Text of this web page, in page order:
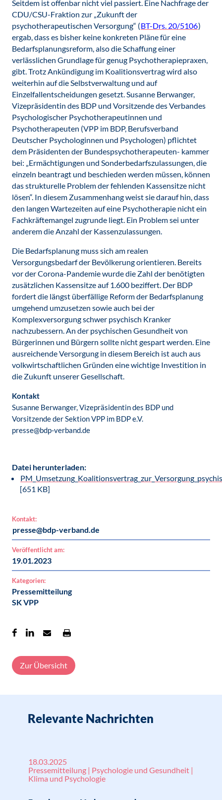
Seitdem ist offenbar nicht viel passiert. Eine Nachfrage der
CDU/CSU-Fraktion zur „Zukunft der
psychotherapeutischen Versorgung“ (BT-Drs. 20/5106)
ergab, dass es bisher keine konkreten Pläne für eine
Bedarfsplanungsreform, also die Schaffung einer
verlässlichen Grundlage für genug Psychotherapiepraxen,
gibt. Trotz Ankündigung im Koalitionsvertrag wird also
weiterhin auf die Selbstverwaltung und auf
Einzelfallentscheidungen gesetzt. Susanne Berwanger,
Vizepräsidentin des BDP und Vorsitzende des Verbandes
Psychologischer Psychotherapeutinnen und
Psychotherapeuten (VPP im BDP, Berufsverband
Deutscher Psychologinnen und Psychologen) pflichtet
dem Präsidenten der Bundespsychotherapeuten- kammer
bei: „Ermächtigungen und Sonderbedarfszulassungen, die
einzeln beantragt und beschieden werden müssen, können
das strukturelle Problem der fehlenden Kassensitze nicht
lösen“. In diesem Zusammenhang weist sie darauf hin, dass
den langen Wartezeiten auf eine Psychotherapie nicht ein
Fachkräftemangel zugrunde liegt. Ein Problem sei unter
anderem die Anzahl der Kassenzulassungen.
Die Bedarfsplanung muss sich am realen
Versorgungsbedarf der Bevölkerung orientieren. Bereits
vor der Corona-Pandemie wurde die Zahl der benötigten
zusätzlichen Kassensitze auf 1.600 beziffert. Der BDP
fordert die längst überfällige Reform der Bedarfsplanung
umgehend umzusetzen sowie auch bei der
Komplexversorgung schwer psychisch Kranker
nachzubessern. An der psychischen Gesundheit von
Bürgerinnen und Bürgern sollte nicht gespart werden. Eine
ausreichende Versorgung in diesem Bereich ist auch aus
volkwirtschaftlichen Gründen eine wichtige Investition in
die Zukunft unserer Gesellschaft.
Kontakt
Susanne Berwanger, Vizepräsidentin des BDP und
Vorsitzende der Sektion VPP im BDP e.V.
presse@bdp-verband.de
Datei herunterladen:
[651 KB]
Kontakt:
presse@bdp-verband.de
Veröffentlicht am:
19.01.2023
Kategorien:
Pressemitteilung
SK VPP
Zur Übersicht
Relevante Nachrichten
18.03.2025
Pressemitteilung | Psychologie und Gesundheit |
Klima und Psychologie